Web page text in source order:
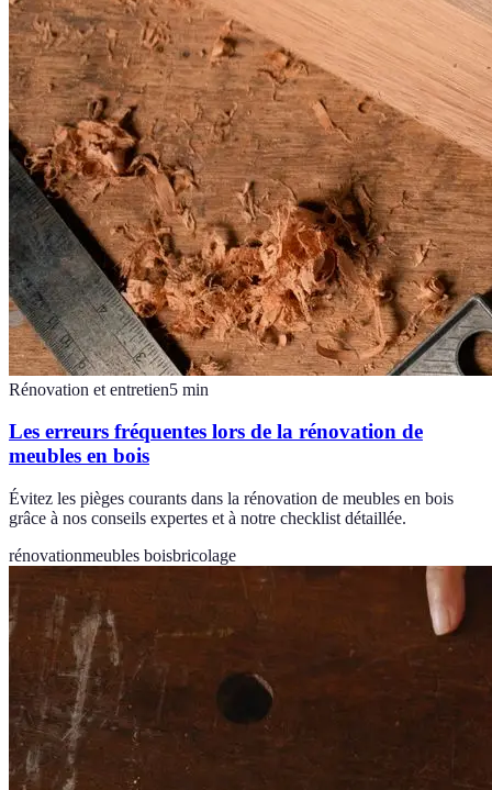
Rénovation et entretien5 min
Les erreurs fréquentes lors de la rénovation de
meubles en bois
Évitez les pièges courants dans la rénovation de meubles en bois
grâce à nos conseils expertes et à notre checklist détaillée.
rénovationmeubles boisbricolage